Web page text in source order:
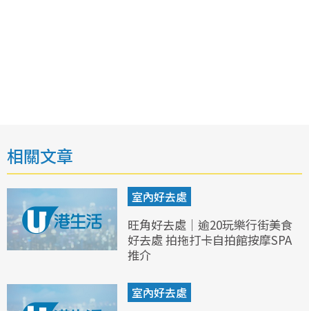
相關文章
室內好去處
旺角好去處｜逾20玩樂行街美食
好去處 拍拖打卡自拍館按摩SPA
推介
室內好去處